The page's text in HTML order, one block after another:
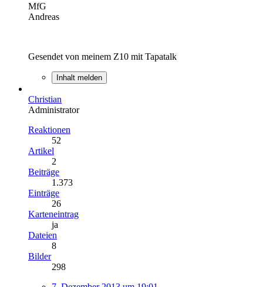
MfG
Andreas
Gesendet von meinem Z10 mit Tapatalk
Inhalt melden
Christian
Administrator
Reaktionen
52
Artikel
2
Beiträge
1.373
Einträge
26
Karteneintrag
ja
Dateien
8
Bilder
298